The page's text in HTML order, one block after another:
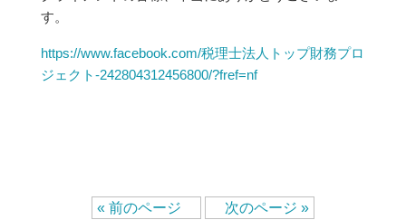
す。
https://www.facebook.com/税理士法人トップ財務プロ
ジェクト-242804312456800/?fref=nf
« 前のページ 次のページ »